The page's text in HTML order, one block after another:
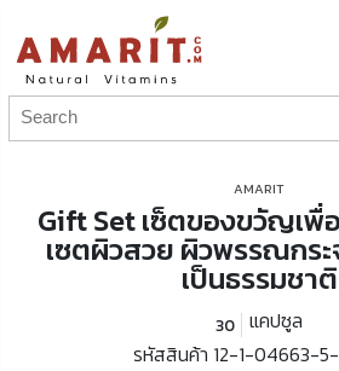
AMARIT
Gift Set เซ็ตของขวัญเ
เซตผิวสวย ผิวพรรณกระ
เป็นธรรมชาติ
30 แคปซูล
รหัสสินค้า 12-1-04663-